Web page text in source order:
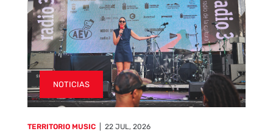
NOTICIAS
TERRITORIO MUSIC 22 JUL, 2026